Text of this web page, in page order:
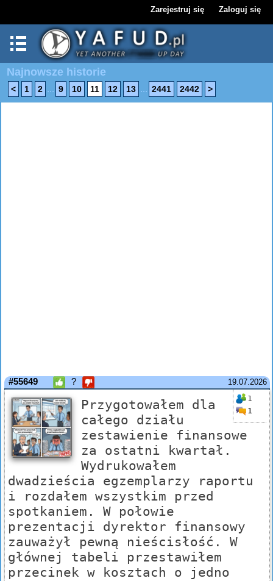
Zarejestruj się Zaloguj się
Najnowsze historie
< 1 2 ... 9 10 11 12 13 ... 2441 2442 >
19.07.2026
#55649 ?
1
1
Przygotowałem dla
całego działu
zestawienie finansowe
za ostatni kwartał.
Wydrukowałem
dwadzieścia egzemplarzy raportu
i rozdałem wszystkim przed
spotkaniem. W połowie
prezentacji dyrektor finansowy
zauważył pewną nieścisłość. W
głównej tabeli przestawiłem
przecinek w kosztach o jedno